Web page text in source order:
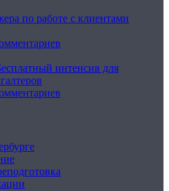
по работе с клиентами
интенсив для